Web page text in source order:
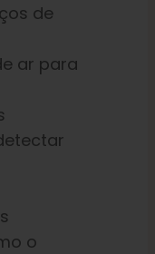
de
ar para
o